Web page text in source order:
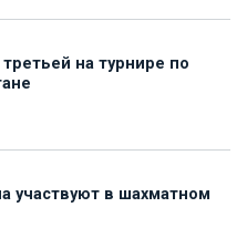
на турнире по
участвуют в шахматном